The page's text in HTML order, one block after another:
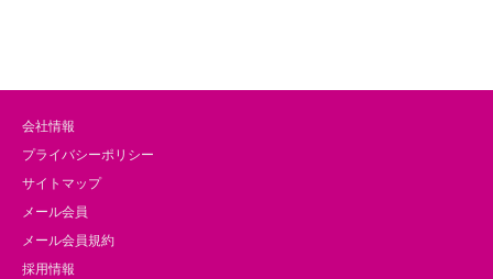
会社情報
プライバシーポリシー
サイトマップ
メール会員
メール会員規約
採用情報